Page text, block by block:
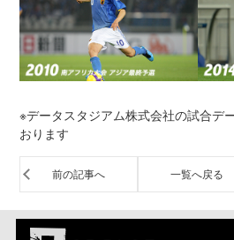
※データスタジアム株式会社の試合デ
おります
前の記事へ 一覧へ戻る